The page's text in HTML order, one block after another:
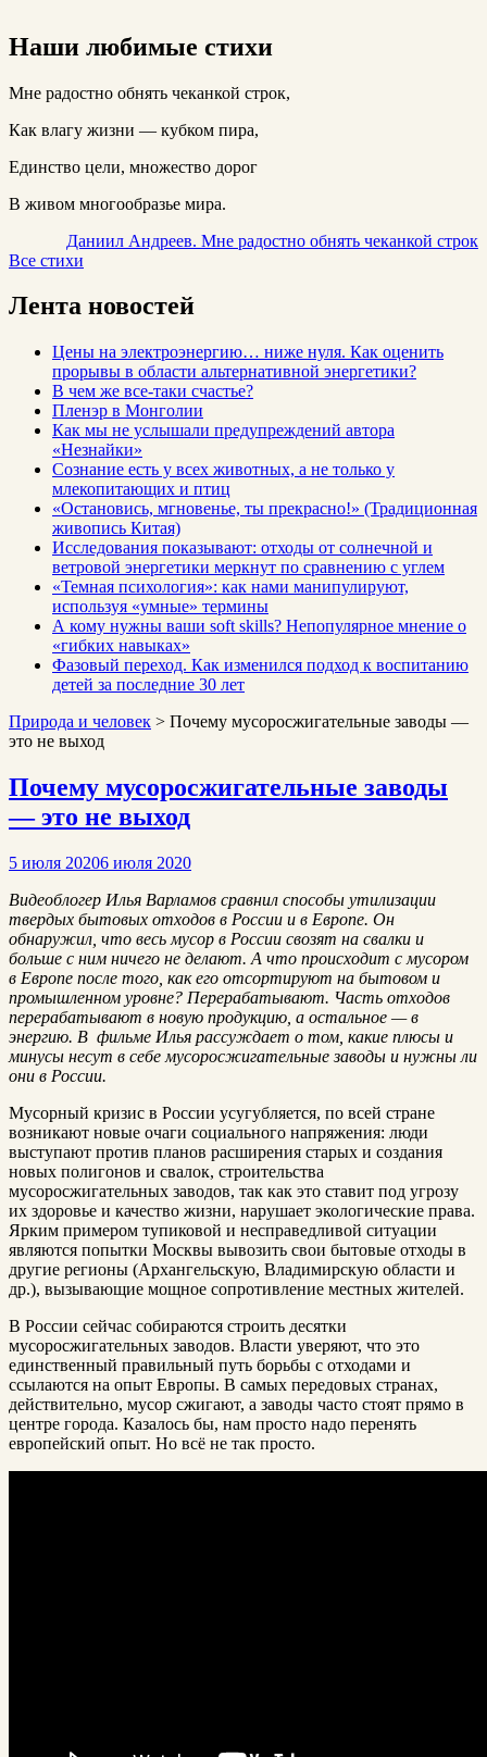
Наши любимые стихи
Мне радостно обнять чеканкой строк,
Как влагу жизни — кубком пира,
Единство цели, множество дорог
В живом многообразье мира.
Даниил Андреев. Мне радостно обнять чеканкой строк
Все стихи
Лента новостей
Цены на электроэнергию… ниже нуля. Как оценить
прорывы в области альтернативной энергетики?
В чем же все-таки счастье?
Пленэр в Монголии
Как мы не услышали предупреждений автора
«Незнайки»
Сознание есть у всех животных, а не только у
млекопитающих и птиц
«Остановись, мгновенье, ты прекрасно!» (Традиционная
живопись Китая)
Исследования показывают: отходы от солнечной и
ветровой энергетики меркнут по сравнению с углем
«Темная психология»: как нами манипулируют,
используя «умные» термины
А кому нужны ваши soft skills? Непопулярное мнение о
«гибких навыках»
Фазовый переход. Как изменился подход к воспитанию
детей за последние 30 лет
Природа и человек > Почему мусоросжигательные заводы —
это не выход
Почему мусоросжигательные заводы
— это не выход
5 июля 20206 июля 2020
Видеоблогер Илья Варламов сравнил способы утилизации
твердых бытовых отходов в России и в Европе. Он
обнаружил, что весь мусор в России свозят на свалки и
больше с ним ничего не делают. А что происходит с мусором
в Европе после того, как его отсортируют на бытовом и
промышленном уровне? Перерабатывают. Часть отходов
перерабатывают в новую продукцию, а остальное — в
энергию. В фильме Илья рассуждает о том, какие плюсы и
минусы несут в себе мусоросжигательные заводы и нужны ли
они в России.
Мусорный кризис в России усугубляется, по всей стране
возникают новые очаги социального напряжения: люди
выступают против планов расширения старых и создания
новых полигонов и свалок, строительства
мусоросжигательных заводов, так как это ставит под угрозу
их здоровье и качество жизни, нарушает экологические права.
Ярким примером тупиковой и несправедливой ситуации
являются попытки Москвы вывозить свои бытовые отходы в
другие регионы (Архангельскую, Владимирскую области и
др.), вызывающие мощное сопротивление местных жителей.
В России сейчас собираются строить десятки
мусоросжигательных заводов. Власти уверяют, что это
единственный правильный путь борьбы с отходами и
ссылаются на опыт Европы. В самых передовых странах,
действительно, мусор сжигают, а заводы часто стоят прямо в
центре города. Казалось бы, нам просто надо перенять
европейский опыт. Но всё не так просто.